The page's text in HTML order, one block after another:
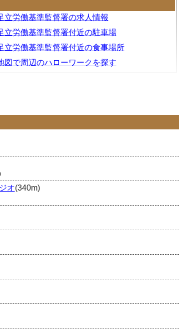
立労働基準監督署の求人情報
立労働基準監督署付近の駐車場
立労働基準監督署付近の食事場所
図で周辺のハローワークを探す
オ(340m)